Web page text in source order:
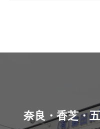
奈良・香芝・